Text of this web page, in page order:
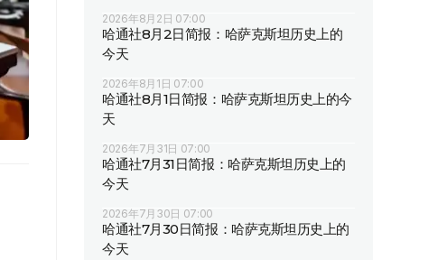
2026年8月2日 07:00
哈通社8月2日简报：哈萨克斯坦历史上的
今天
2026年8月1日 07:00
哈通社8月1日简报：哈萨克斯坦历史上的今
天
2026年7月31日 07:00
哈通社7月31日简报：哈萨克斯坦历史上的
今天
2026年7月30日 07:00
哈通社7月30日简报：哈萨克斯坦历史上的
今天